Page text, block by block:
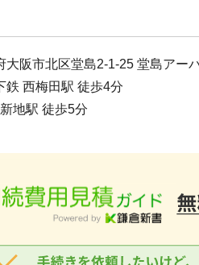
大阪市北区堂島2-1-25 堂島アー
鉄 西梅田駅 徒歩4分
地駅 徒歩5分